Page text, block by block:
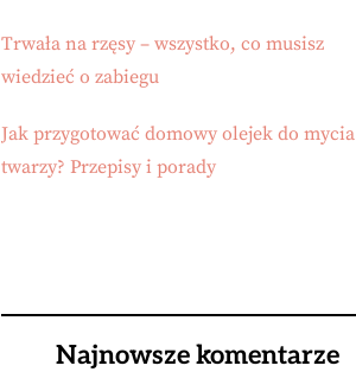
Trwała na rzęsy – wszystko, co musisz
wiedzieć o zabiegu
Jak przygotować domowy olejek do mycia
twarzy? Przepisy i porady
Najnowsze komentarze